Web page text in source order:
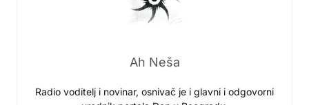
Ah Neša
Radio voditelj i novinar, osnivač je i glavni i odgovorni